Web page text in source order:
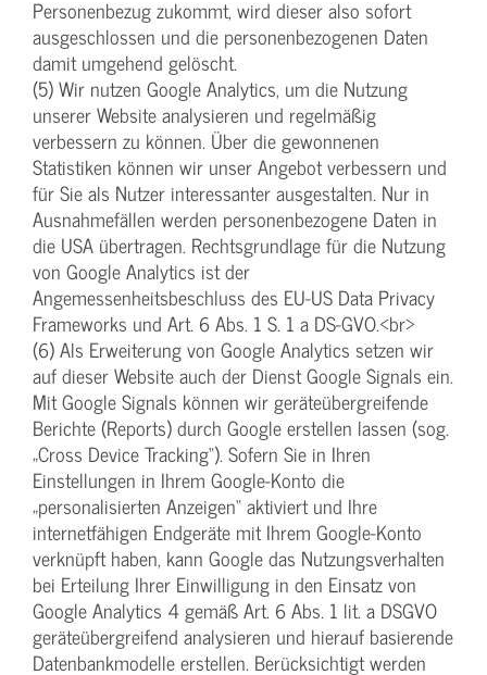
Personenbezug zukommt, wird dieser also sofort
ausgeschlossen und die personenbezogenen Daten
damit umgehend gelöscht.
(5) Wir nutzen Google Analytics, um die Nutzung
unserer Website analysieren und regelmäßig
verbessern zu können. Über die gewonnenen
Statistiken können wir unser Angebot verbessern und
für Sie als Nutzer interessanter ausgestalten. Nur in
Ausnahmefällen werden personenbezogene Daten in
die USA übertragen. Rechtsgrundlage für die Nutzung
von Google Analytics ist der
Angemessenheitsbeschluss des EU-US Data Privacy
Frameworks und Art. 6 Abs. 1 S. 1 a DS-GVO.<br>
(6) Als Erweiterung von Google Analytics setzen wir
auf dieser Website auch der Dienst Google Signals ein.
Mit Google Signals können wir geräteübergreifende
Berichte (Reports) durch Google erstellen lassen (sog.
„Cross Device Tracking“). Sofern Sie in Ihren
Einstellungen in Ihrem Google-Konto die
„personalisierten Anzeigen“ aktiviert und Ihre
internetfähigen Endgeräte mit Ihrem Google-Konto
verknüpft haben, kann Google das Nutzungsverhalten
bei Erteilung Ihrer Einwilligung in den Einsatz von
Google Analytics 4 gemäß Art. 6 Abs. 1 lit. a DSGVO
geräteübergreifend analysieren und hierauf basierende
Datenbankmodelle erstellen. Berücksichtigt werden